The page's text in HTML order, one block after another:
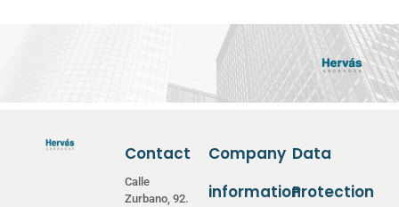
Contact
Calle
Zurbano, 92.
Company
information
Data
Protection